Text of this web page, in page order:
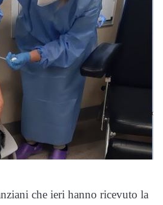
che ieri hanno ricevuto la